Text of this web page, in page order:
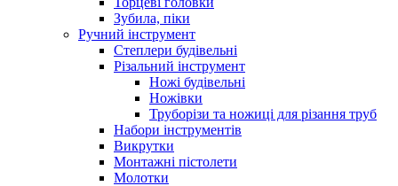
Зубила, піки
Ручний інструмент
Степлери будівельні
Різальний інструмент
Ножі будівельні
Ножівки
Труборізи та ножиці для різання труб
Набори інструментів
Викрутки
Монтажні пістолети
Молотки